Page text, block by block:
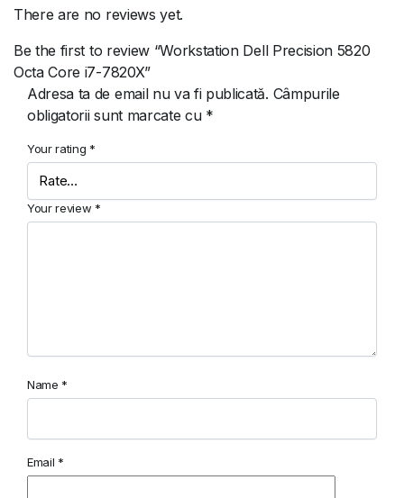
There are no reviews yet.
Be the first to review “Workstation Dell Precision 5820
Octa Core i7-7820X”
Adresa ta de email nu va fi publicată. Câmpurile
obligatorii sunt marcate cu *
Your rating *
Your review *
Name *
Email *